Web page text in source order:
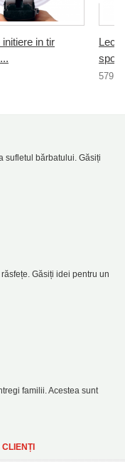
initiere in tir
579 lei
sufletul bărbatului. Găsiți
Găsiți idei pentru un
familii. Acestea sunt